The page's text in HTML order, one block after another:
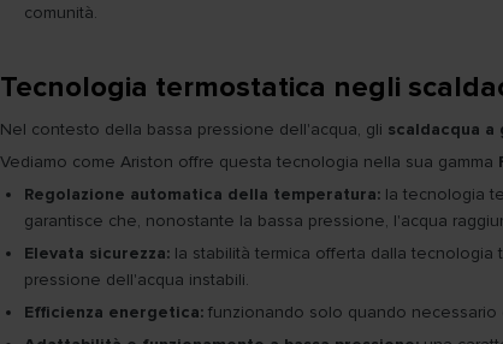
comunità.
Tecnologia termostatica negli
Nel contesto della bassa pressione dell'acqua, gli scaldacqua
Vediamo come Ariston offre questa tecnologia nella sua gamma
Regolazione automatica della temperatura: la tecnologia
garantisce che, nonostante la bassa pressione, l'acqua
Elevata sicurezza: la stabilità termica offerta dalla
pressione dell'acqua instabili.
Efficienza energetica: funzionando solo quando